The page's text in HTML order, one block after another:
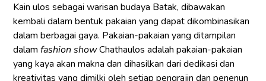
Kain ulos sebagai warisan budaya Batak, dibawakan
kembali dalam bentuk pakaian yang dapat dikombinasikan
dalam berbagai gaya. Pakaian-pakaian yang ditampilan
dalamfashion showChathaulos adalah pakaian-pakaian
yang kaya akan makna dan dihasilkan dari dedikasi dan
kreativitas yang dimilki oleh setiap pengrajin dan penenun